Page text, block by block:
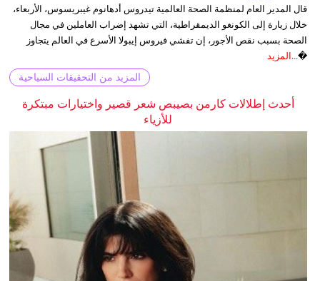
قال المدير العام لمنظمة الصحة العالمية تيدروس أدهانوم غيبريسوس، الأربعاء،
خلال زيارة إلى الكونغو الديمقراطية، التي تشهد إضراب العاملين في مجال
الصحة بسبب نقص الأجور، إن تفشي فيروس إيبولا الأسرع في العالم يتجاوز
�... المزيد
المزيد من التحقيقات السياحية
أحدث إطلالات كارمن بصيبص شعر قصير واختيارات مبتكرة
للأزياء